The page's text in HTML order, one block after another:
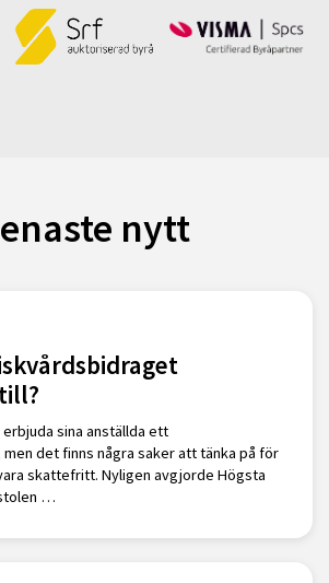
nytt
sina anställda ett
det finns några saker att tänka på för
skattefritt. Nyligen avgjorde Högsta
…